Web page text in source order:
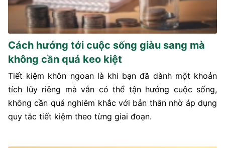
Cách hướng tới cuộc sống giàu sang mà
không cần quá keo kiệt
Tiết kiệm khôn ngoan là khi bạn đã dành một khoản
tích lũy riêng mà vẫn có thể tận hưởng cuộc sống,
không cần quá nghiêm khắc với bản thân nhờ áp dụng
quy tắc tiết kiệm theo từng giai đoạn.